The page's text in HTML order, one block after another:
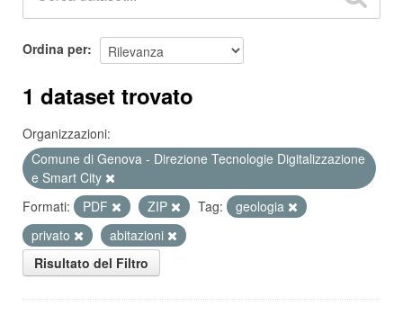
Ordina per
1 dataset trovato
Organizzazioni:
Comune di Genova - Direzione Tecnologie Digitalizzazione
e Smart City
Formati:
PDF ZIP Tag:
geologia
privato
abitazioni
Risultato del Filtro